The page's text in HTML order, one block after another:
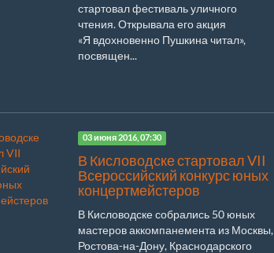
стартовал фестиваль уличного
чтения. Открывала его акция
«Я вдохновенно Пушкина читал»,
посвящен...
03 июня 2016, 07:30
В Кисловодске стартовал VII
Всероссийский конкурс юных
концертмейстеров
В Кисловодске собрались 50 юных
мастеров аккомпанемента из Москвы,
Ростова-на-Дону, Краснодарского